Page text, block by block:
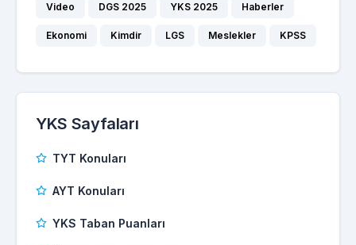
Video DGS 2025 YKS 2025 Haberler
Ekonomi Kimdir LGS Meslekler KPSS
YKS Sayfaları
TYT Konuları
AYT Konuları
YKS Taban Puanları